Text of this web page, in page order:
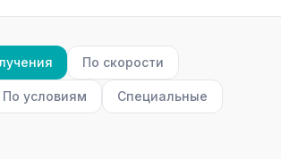
По скорости
По условиям Специальные